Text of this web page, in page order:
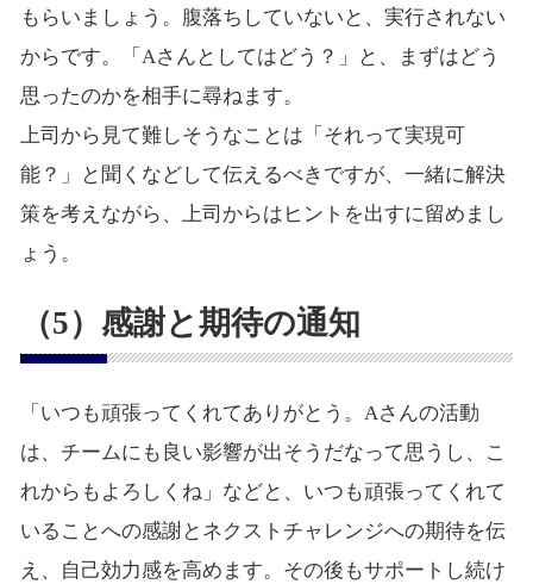
もらいましょう。腹落ちしていないと、実行されない
からです。「Aさんとしてはどう？」と、まずはどう
思ったのかを相手に尋ねます。
上司から見て難しそうなことは「それって実現可
能？」と聞くなどして伝えるべきですが、一緒に解決
策を考えながら、上司からはヒントを出すに留めまし
ょう。
（5）感謝と期待の通知
「いつも頑張ってくれてありがとう。Aさんの活動
は、チームにも良い影響が出そうだなって思うし、こ
れからもよろしくね」などと、いつも頑張ってくれて
いることへの感謝とネクストチャレンジへの期待を伝
え、自己効力感を高めます。その後もサポートし続け